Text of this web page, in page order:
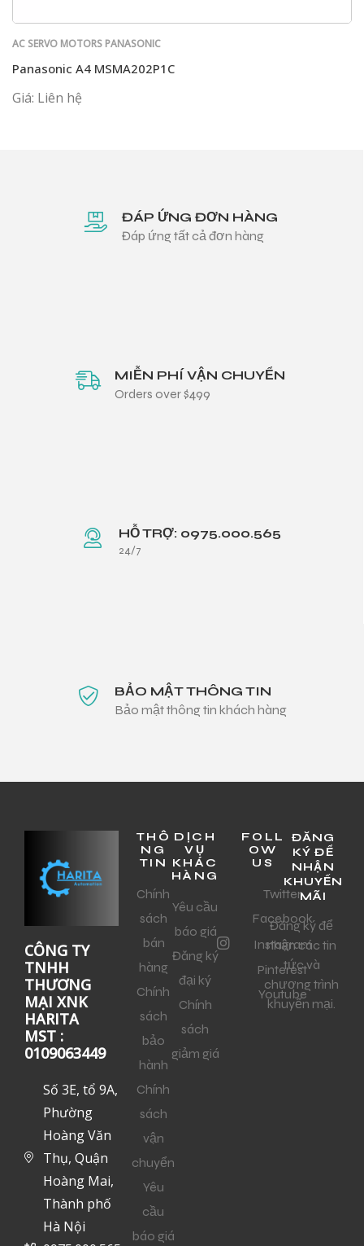
AC SERVO MOTORS PANASONIC
Panasonic A4 MSMA202P1C
Giá: Liên hệ
ĐÁP ỨNG ĐƠN HÀNG
Đáp ứng tất cả đơn hàng
MIỄN PHÍ VẬN CHUYỂN
Orders over $499
HỖ TRỢ: 0975.000.565
24/7
BẢO MẬT THÔNG TIN
Bảo mật thông tin khách hàng
CÔNG TY
TNHH
THƯƠNG
MẠI XNK
HARITA
MST :
0109063449
Số 3E, tổ 9A,
Phường
Hoàng Văn
Thụ, Quận
Hoàng Mai,
Thành phố
Hà Nội
THÔ
NG
TIN
Chính
sách
bán
hàng
Chính
sách
bảo
hành
Chính
sách
vận
chuyển
Yêu
cầu
báo giá
DỊCH
VỤ
KHÁC
HÀNG
Yêu cầu
báo giá
Đăng ký
đại ký
Chính
sách
giảm giá
FOLL
OW
US
Twitter
Facebook
Instagram
Pinterest
Youtube
ĐĂNG
KÝ ĐỂ
NHẬN
KHUYẾN
MÃI
Đăng ký để
nhận các tin
tức và
chương trình
khuyến mại.